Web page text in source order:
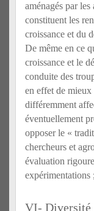
aménagés par
constituent les
croissance et du
De même en ce
croissance et le
conduite des
en effet de mieux
différemment
éventuellement
opposer le «
chercheurs et
évaluation
expérimentations
VI- Diversité